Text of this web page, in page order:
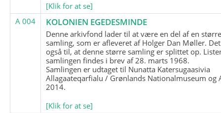
[Klik for at se]
A 004
KOLONIEN EGEDESMINDE
Denne arkivfond lader til at være en del af en
samling, som er afleveret af Holger Dan Møller.
også til, at denne større samling er splittet op.
samlingen findes i brev af 28. marts 1968.
Samlingen er udtaget til Nunatta Katersugaasivia
Allagaateqarfialu / Grønlands Nationalmuseum og
2014.
[Klik for at se]